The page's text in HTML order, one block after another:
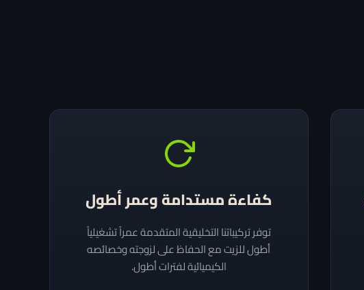
كفاءة مستدامة وعمر أطول
توفر تركيباتنا التخليقية المتقدمة عمراً تشغيلياً
أطول للزيت مع الحفاظ على لزوجته وخصائصه
الكيميائية لفترات أطول.